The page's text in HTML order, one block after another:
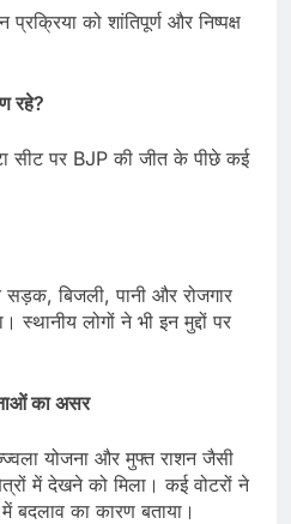
को शांतिपूर्ण और निष्पक्ष
रहे?
सीट पर BJP की जीत के पीछे कई
सड़क, बिजली, पानी और रोजगार
स्थानीय लोगों ने भी इन मुद्दों पर
का असर
योजना और मुफ्त राशन जैसी
में देखने को मिला। कई वोटरों ने
बदलाव का कारण बताया।